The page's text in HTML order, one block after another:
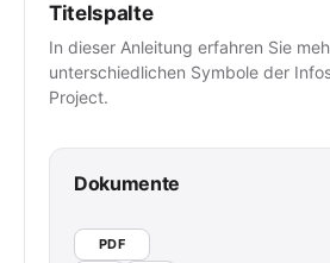
Titelspalte
In dieser Anleitung erfahren Sie
unterschiedlichen Symbole der
Project.
Dokumente
PDF